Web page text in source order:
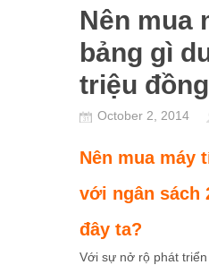
Nên mua
bảng gì
triệu
October 2, 2014
Nên mua máy
với ngân sách
đây ta?
Với sự nở rộ phát